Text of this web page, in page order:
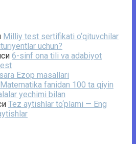
Milliy test sertifikati o‘qituvchilar
uchun?
6-sinf ona tili va adabiyot
Ezop masallari
Matematika fanidan 100 ta qiyin
yechimi bilan
Tez aytishlar to‘plami — Eng